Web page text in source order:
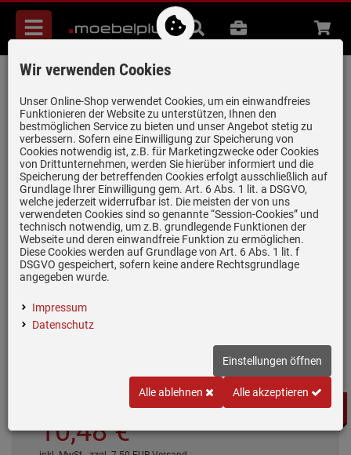
Menü
Suche
B2B Beratung
Amica KF 17192 Aktivkohlefilter
Artikel-Nummer:19975302 | Herstellernummer:1160534 |
EAN:4040729171922
Einloggen und Bewertung schreiben
Für Umluftbetrieb
1 Stück
10,48 €
BEST
Wir verwenden Cookies
Unser Online-Shop verwendet Cookies, um ein einwandfreies
Funktionieren der Website zu unterstützen, Ihnen den
bestmöglichen Service zu bieten und unser Angebot stetig zu
verbessern. Sofern eine Einwilligung zur Speicherung von
Cookies notwendig ist, z.B. für Marketingzwecke oder Cookies
von Drittunternehmen, werden Sie hierüber informiert und die
Speicherung der betreffenden Cookies erfolgt ausschließlich auf
Grundlage Ihrer Einwilligung gem. Art. 6 Abs. 1 lit. a DSGVO,
welche jederzeit widerrufbar ist. Die meisten der von uns
verwendeten Cookies sind so genannte “Session-Cookies” und
technisch notwendig, um z.B. grundlegende Funktionen der
Webseite und deren einwandfreie Funktion zu ermöglichen.
Diese Cookies werden auf Grundlage von Art. 6 Abs. 1 lit. f
DSGVO gespeichert, sofern keine andere Rechtsgrundlage
angegeben wurde.
Impressum
Datenschutz
Einstellungen öffnen
Alle ablehnen Alle akzeptieren